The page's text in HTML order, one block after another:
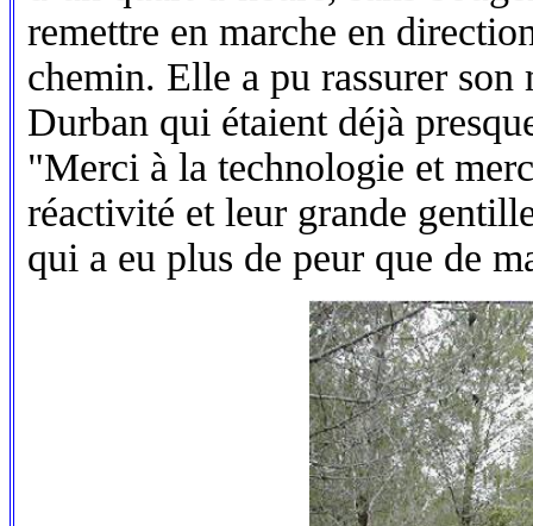
remettre en marche en
chemin. Elle a pu rassurer
Durban qui étaient déjà
"Merci à la technologie et
réactivité et leur grande
qui a eu plus de peur que de